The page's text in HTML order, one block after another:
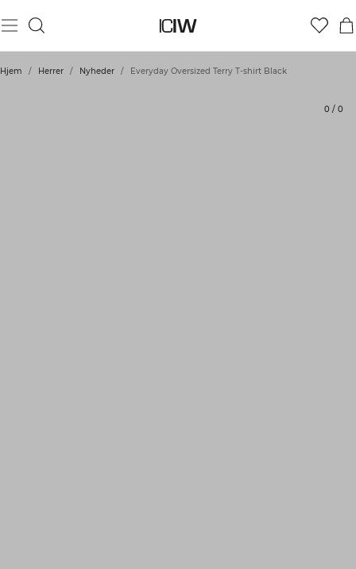
Hjem / Herrer / Nyheder / Everyday Oversized Terry T-shirt Black
0 / 0